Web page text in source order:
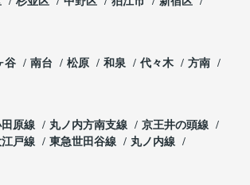
谷 南台 松原 和泉 代々木
方南
原線 丸ノ内方南支線
京王井の頭線
戸線 東急世田谷線
丸ノ内線